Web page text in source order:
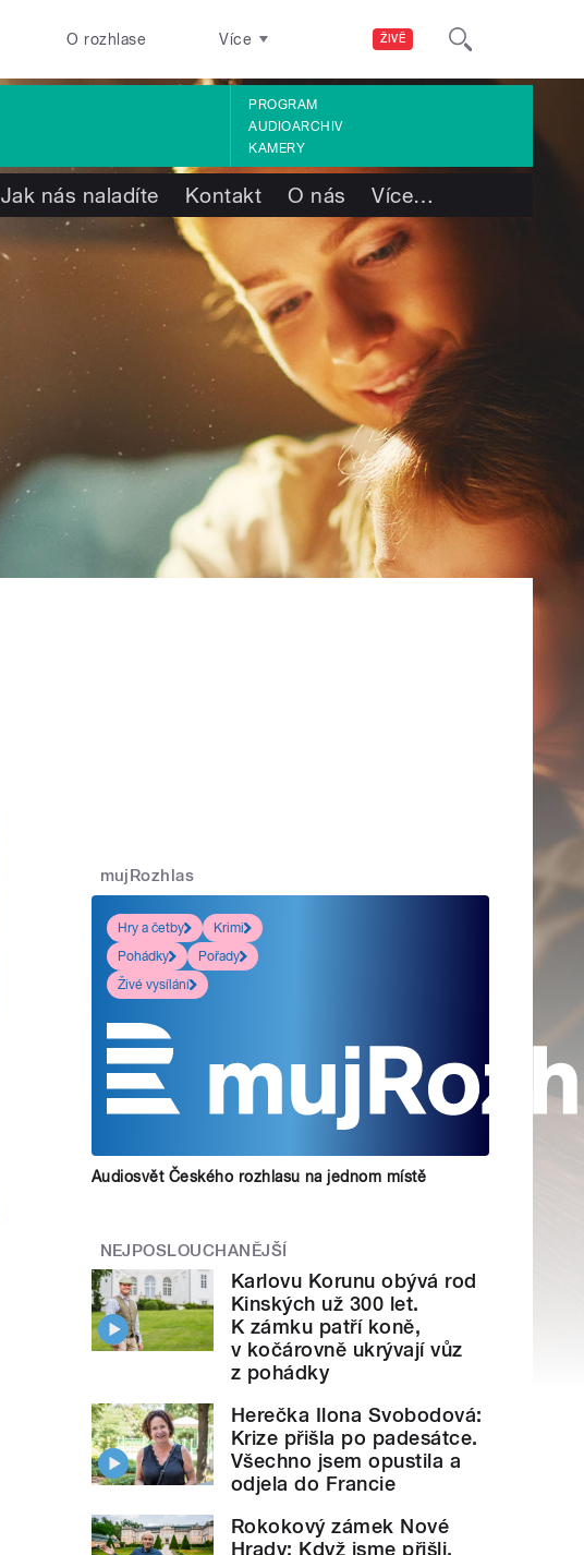
ŽIVĚ
O rozhlase Více
PROGRAM
AUDIOARCHIV
KAMERY
Jak nás naladíte Kontakt O nás Více…
mujRozhlas
Hry a četby
Krimi
Pohádky
Pořady
Živé vysílání
Audiosvět Českého rozhlasu na jednom místě
NEJPOSLOUCHANĚJŠÍ
Karlovu Korunu obývá rod
Kinských už 300 let.
K zámku patří koně,
v kočárovně ukrývají vůz
z pohádky
Herečka Ilona Svobodová:
Krize přišla po padesátce.
Všechno jsem opustila a
odjela do Francie
Rokokový zámek Nové
Hrady: Když jsme přišli,